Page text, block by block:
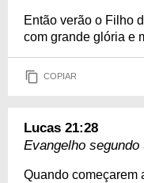
Então verão o Filho
com grande glória e
COPIAR
Lucas 21:28
Evangelho
Quando começarem